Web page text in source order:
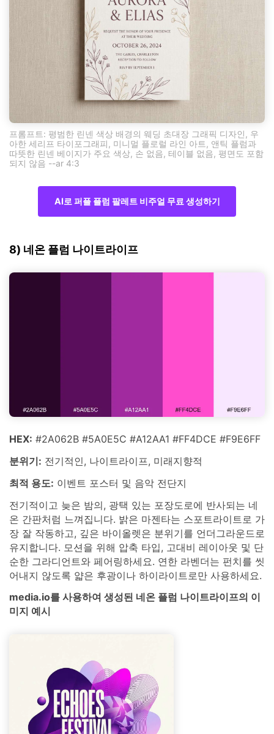
프롬프트: 평범한 린넨 색상 배경의 웨딩 초대장 그래픽 디자인, 우
아한 세리프 타이포그래피, 미니멀 플로럴 라인 아트, 앤틱 플럼과
따뜻한 린넨 베이지가 주요 색상, 손 없음, 테이블 없음, 평면도 포함
되지 않음 --ar 4:3
AI로 퍼플 플럼 팔레트 비주얼 무료 생성하기
8) 네온 플럼 나이트라이프
HEX: #2A062B #5A0E5C #A12AA1 #FF4DCE #F9E6FF
분위기: 전기적인, 나이트라이프, 미래지향적
최적 용도: 이벤트 포스터 및 음악 전단지
전기적이고 늦은 밤의, 광택 있는 포장도로에 반사되는 네
온 간판처럼 느껴집니다. 밝은 마젠타는 스포트라이트로 가
장 잘 작동하고, 깊은 바이올렛은 분위기를 언더그라운드로
유지합니다. 모션을 위해 압축 타입, 고대비 레이아웃 및 단
순한 그라디언트와 페어링하세요. 연한 라벤더는 펀치를 씻
어내지 않도록 얇은 후광이나 하이라이트로만 사용하세요.
media.io를 사용하여 생성된 네온 플럼 나이트라이프의 이
미지 예시